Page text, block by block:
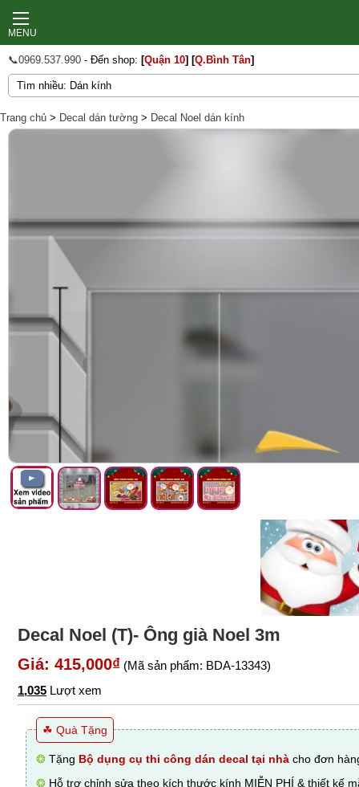
MENU
📞0969.537.990 - Đến shop: [Quận 10] [Q.Bình Tân]
Trang chủ > Decal dán tường > Decal Noel dán kính
Decal Noel (T)- Ông già Noel 3m
Giá: 415,000₫ (Mã sản phẩm: BDA-13343)
1,035 Lượt xem
☘ Quà Tặng
❂ Tặng Bộ dụng cụ thi công dán decal tại nhà cho đơn
❂ Hỗ trợ chỉnh sửa theo kích thước kính MIỄN PHÍ & thiết kế